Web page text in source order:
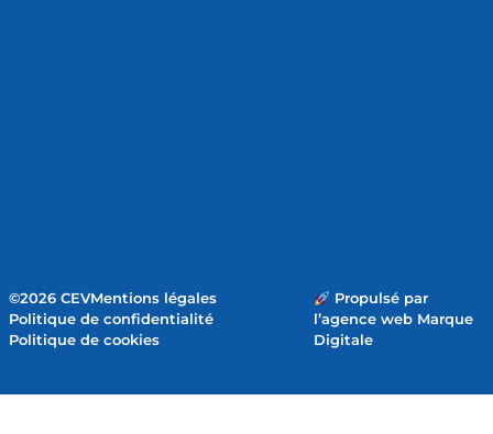
©2026 CEVMentions légales
Politique de confidentialité
Politique de cookies
Propulsé par
l’agence web Marque
Digitale